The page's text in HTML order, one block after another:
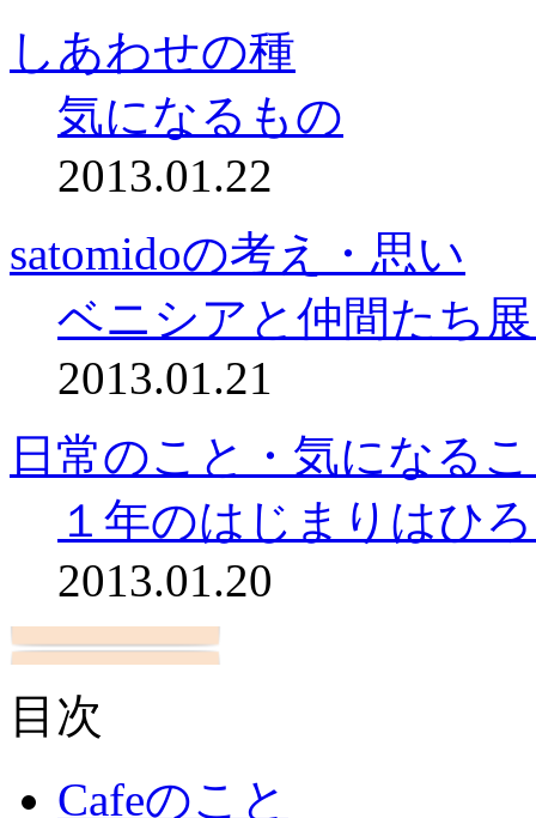
しあわせの種
気になるもの
2013.01.22
satomidoの考え・思い
ベニシアと仲間たち
2013.01.21
日常のこと・気になる
１年のはじまりはひ
2013.01.20
目次
Cafeのこと